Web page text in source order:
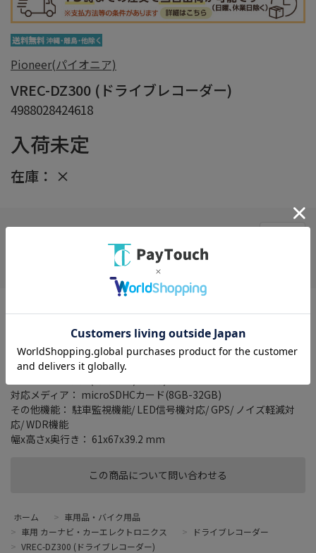
Pioneer(パイオニア)
VREC-DZ300 (ドライブレコーダー)
4988028424618
入荷未定
在庫： ×
この商品について問い合わせる
在庫がありません
最大解像度： 1920x1080
フレームレート： 27.5fps
録画機能： 常時録画/ G(加速度)センサー録画/ 手動録画
対応メディア： microSDHCカード(8GB-32GB)
その他機能： 駐車監視機能/ LED信号機対応/ GPS/ ノイズ軽減対
応/ WDR機能
幅x高さx奥行き： 61x67x39.2 mm
ホーム > 車用品・バイク用品
> 車用 カーナビ・カーエレクトロニクス >
ドライブレコーダー
> VREC-DZ300 (ドライブレコーダー)